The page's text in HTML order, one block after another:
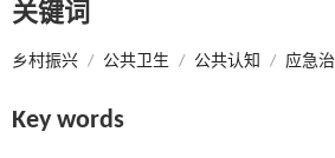
关键词
乡村振兴 / 公共卫生 / 公共认知 / 应急
Key words